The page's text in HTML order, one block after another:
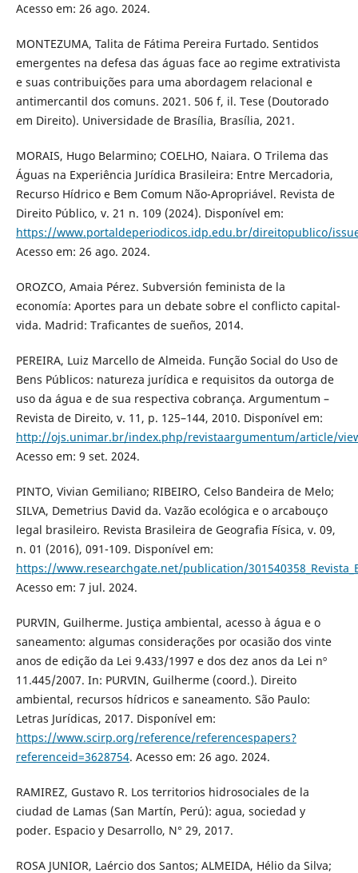
Acesso em: 26 ago. 2024.
MONTEZUMA, Talita de Fátima Pereira Furtado. Sentidos
emergentes na defesa das águas face ao regime extrativista
e suas contribuições para uma abordagem relacional e
antimercantil dos comuns. 2021. 506 f, il. Tese (Doutorado
em Direito). Universidade de Brasília, Brasília, 2021.
MORAIS, Hugo Belarmino; COELHO, Naiara. O Trilema das
Águas na Experiência Jurídica Brasileira: Entre Mercadoria,
Recurso Hídrico e Bem Comum Não-Apropriável. Revista de
Direito Público, v. 21 n. 109 (2024). Disponível em:
https://www.portaldeperiodicos.idp.edu.br/direitopublico/
Acesso em: 26 ago. 2024.
OROZCO, Amaia Pérez. Subversión feminista de la
economía: Aportes para un debate sobre el conflicto capital-
vida. Madrid: Traficantes de sueños, 2014.
PEREIRA, Luiz Marcello de Almeida. Função Social do Uso de
Bens Públicos: natureza jurídica e requisitos da outorga de
uso da água e de sua respectiva cobrança. Argumentum –
Revista de Direito, v. 11, p. 125–144, 2010. Disponível em:
http://ojs.unimar.br/index.php/revistaargumentum/article/
Acesso em: 9 set. 2024.
PINTO, Vivian Gemiliano; RIBEIRO, Celso Bandeira de Melo;
SILVA, Demetrius David da. Vazão ecológica e o arcabouço
legal brasileiro. Revista Brasileira de Geografia Física, v. 09,
n. 01 (2016), 091-109. Disponível em:
https://www.researchgate.net/publication/
Acesso em: 7 jul. 2024.
PURVIN, Guilherme. Justiça ambiental, acesso à água e o
saneamento: algumas considerações por ocasião dos vinte
anos de edição da Lei 9.433/1997 e dos dez anos da Lei nº
11.445/2007. In: PURVIN, Guilherme (coord.). Direito
ambiental, recursos hídricos e saneamento. São Paulo:
Letras Jurídicas, 2017. Disponível em:
https://www.scirp.org/reference/referencespapers?
referenceid=3628754. Acesso em: 26 ago. 2024.
RAMIREZ, Gustavo R. Los territorios hidrosociales de la
ciudad de Lamas (San Martín, Perú): agua, sociedad y
poder. Espacio y Desarrollo, N° 29, 2017.
ROSA JUNIOR, Laércio dos Santos; ALMEIDA, Hélio da Silva;